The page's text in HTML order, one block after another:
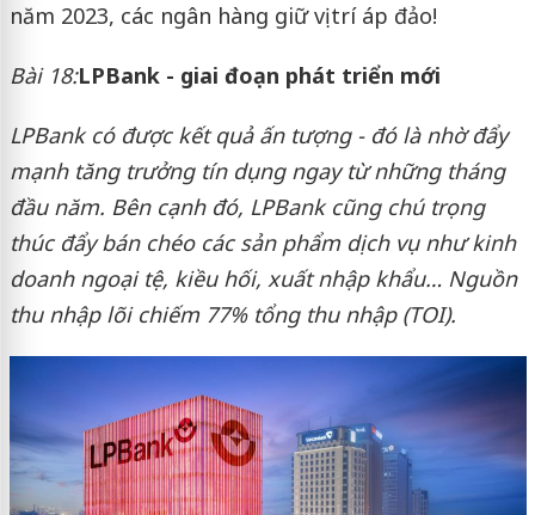
năm 2023, các ngân hàng giữ vị trí áp đảo!
Bài 18:LPBank - giai đoạn phát triển mới
LPBank có được kết quả ấn tượng - đó là nhờđẩy
mạnh tăng trưởng tín dụng ngay từ những tháng
đầu năm. Bên cạnh đó, LPBank cũng chú trọng
thúc đẩy bán chéo các sản phẩm dịch vụ như kinh
doanh ngoại tệ, kiều hối, xuất nhập khẩu… Nguồn
thu nhập lõi chiếm 77% tổng thu nhập (TOI).